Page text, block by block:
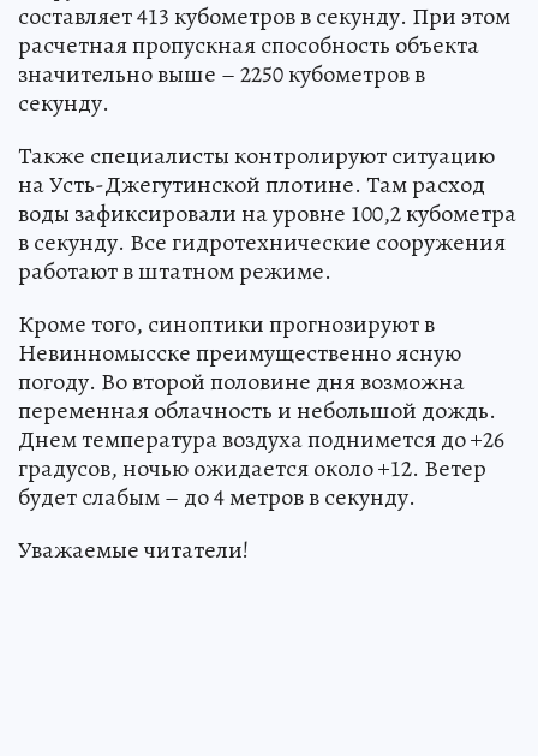
составляет 413 кубометров в секунду. При этом
расчетная пропускная способность объекта
значительно выше – 2250 кубометров в
секунду.
Также специалисты контролируют ситуацию
на Усть-Джегутинской плотине. Там расход
воды зафиксировали на уровне 100,2 кубометра
в секунду. Все гидротехнические сооружения
работают в штатном режиме.
Кроме того, синоптики прогнозируют в
Невинномысске преимущественно ясную
погоду. Во второй половине дня возможна
переменная облачность и небольшой дождь.
Днем температура воздуха поднимется до +26
градусов, ночью ожидается около +12. Ветер
будет слабым – до 4 метров в секунду.
Уважаемые читатели!